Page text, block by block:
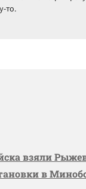
то.
взяли
в